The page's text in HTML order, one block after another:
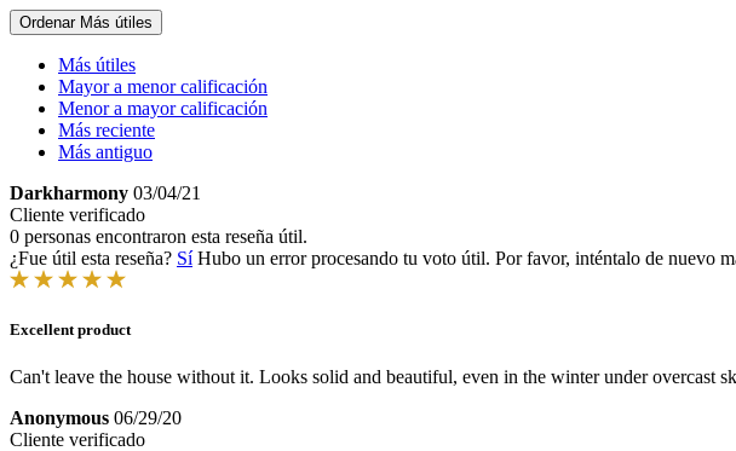
Ordenar Más útiles
Más útiles
Mayor a menor calificación
Menor a mayor calificación
Más reciente
Más antiguo
Darkharmony 03/04/21
Cliente verificado
0 personas encontraron esta reseña útil.
¿Fue útil esta reseña? Sí Hubo un error procesando tu voto útil. Por favor, inténtalo de nuevo
Excellent product
Can't leave the house without it. Looks solid and beautiful, even in the winter under overcast
Anonymous 06/29/20
Cliente verificado